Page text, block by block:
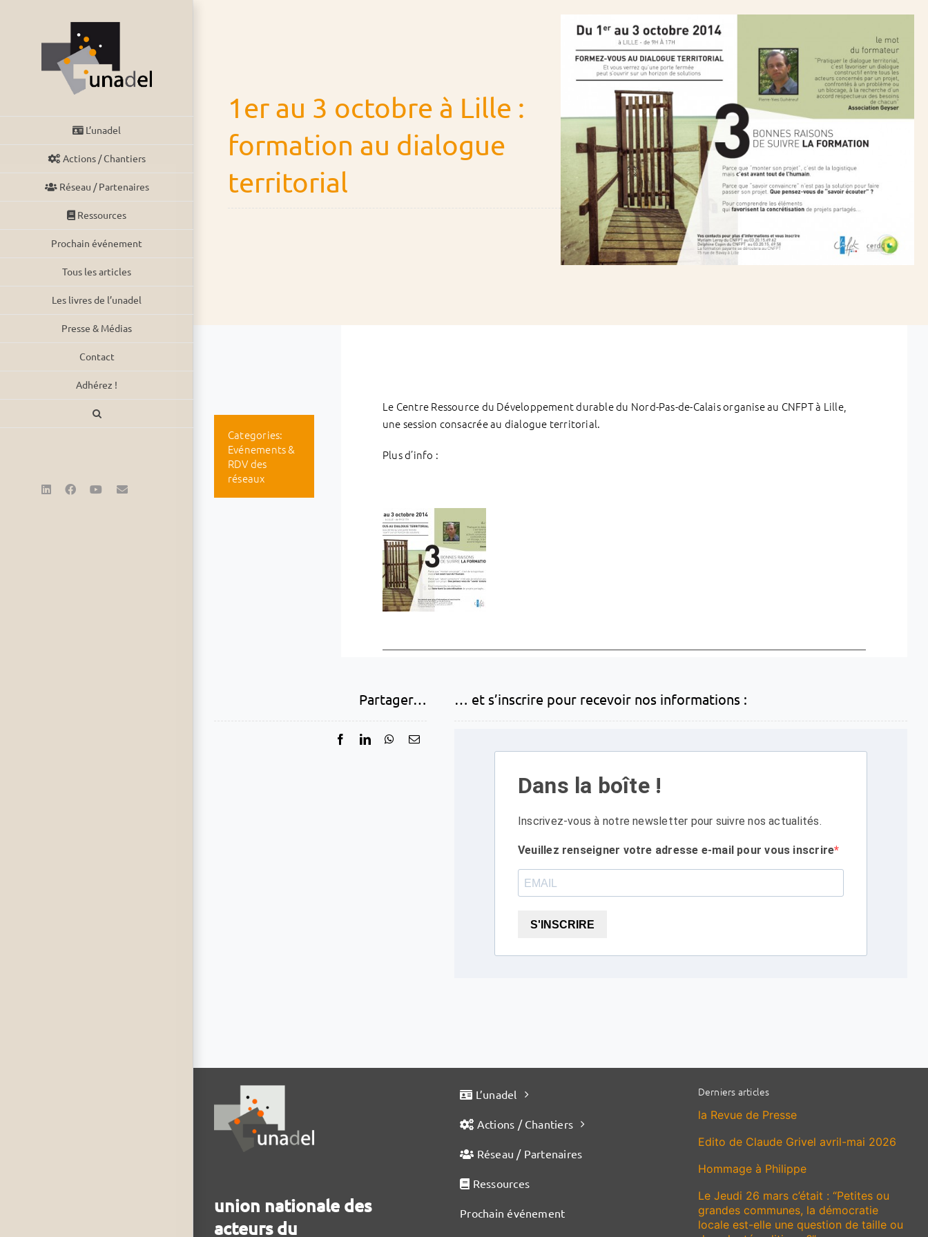
L’unadel
Actions / Chantiers
Réseau / Partenaires
Ressources
Prochain événement
Tous les articles
Les livres de l’unadel
Presse & Médias
Contact
Adhérez !
LinkedInFacebookYouTubeEmail
1er au 3 octobre à Lille :
formation au dialogue
territorial
Categories:
Evénements &
RDV des
réseaux
Le Centre Ressource du Développement durable du Nord-Pas-de-Calais organise au CNFPT à Lille,
une session consacrée au dialogue territorial.
Plus d’info :
Partager… … et s’inscrire pour recevoir nos informations :
Dans la boîte !
Inscrivez-vous à notre newsletter pour suivre nos actualités.
Veuillez renseigner votre adresse e-mail pour vous inscrire
S'INSCRIRE
union nationale des
acteurs du
L’unadel
Actions / Chantiers
Réseau / Partenaires
Ressources
Prochain événement
Derniers articles
la Revue de Presse
Edito de Claude Grivel avril-mai 2026
Hommage à Philippe
Le Jeudi 26 mars c’était : “Petites ou
grandes communes, la démocratie
locale est-elle une question de taille ou